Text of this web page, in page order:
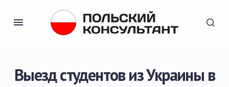
Выезд студентов из Украины в